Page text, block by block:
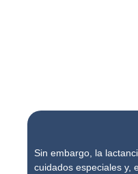
Sin embargo, la
cuidados especiales y,